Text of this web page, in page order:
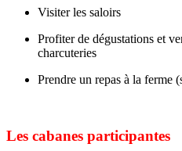
Visiter les saloirs
Profiter de dégustations et
charcuteries
Prendre un repas à la ferme
Les cabanes participantes